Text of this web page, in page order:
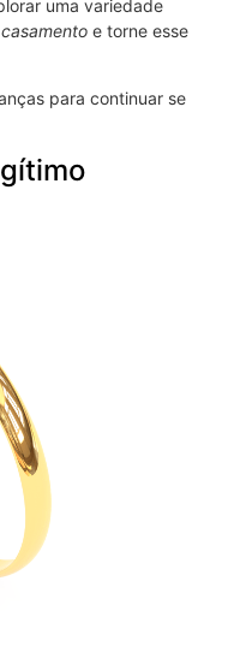
uma variedade
e torne esse
para continuar se